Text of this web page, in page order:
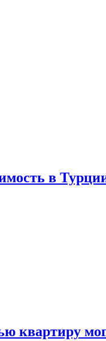
в
квартиру